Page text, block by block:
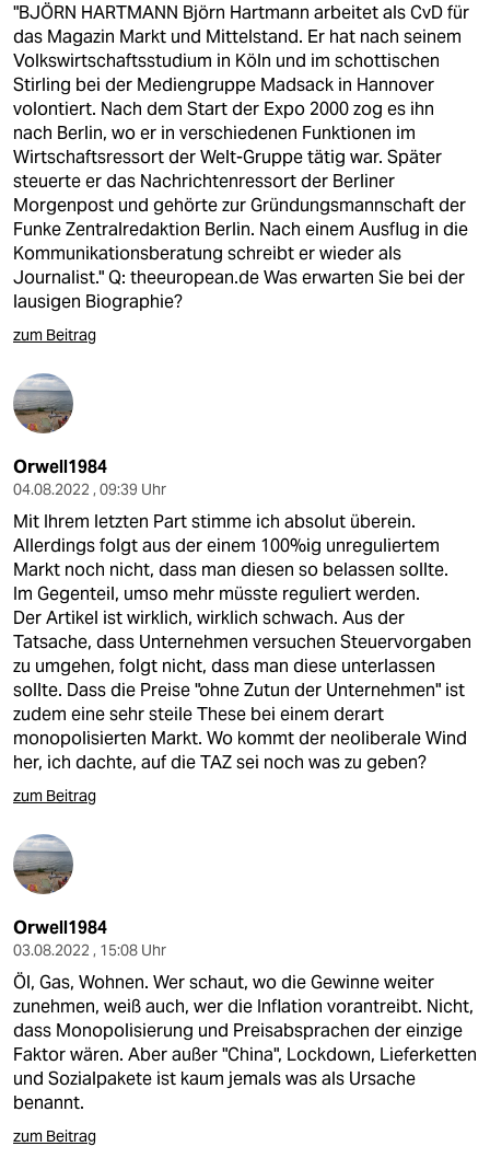
"BJÖRN HARTMANN Björn Hartmann arbeitet als CvD für
das Magazin Markt und Mittelstand. Er hat nach seinem
Volkswirtschaftsstudium in Köln und im schottischen
Stirling bei der Mediengruppe Madsack in Hannover
volontiert. Nach dem Start der Expo 2000 zog es ihn
nach Berlin, wo er in verschiedenen Funktionen im
Wirtschaftsressort der Welt-Gruppe tätig war. Später
steuerte er das Nachrichtenressort der Berliner
Morgenpost und gehörte zur Gründungsmannschaft der
Funke Zentralredaktion Berlin. Nach einem Ausflug in die
Kommunikationsberatung schreibt er wieder als
Journalist." Q: theeuropean.de Was erwarten Sie bei der
lausigen Biographie?
zum Beitrag
Orwell1984
04.08.2022 , 09:39 Uhr
Mit Ihrem letzten Part stimme ich absolut überein.
Allerdings folgt aus der einem 100%ig unreguliertem
Markt noch nicht, dass man diesen so belassen sollte.
Im Gegenteil, umso mehr müsste reguliert werden.
Der Artikel ist wirklich, wirklich schwach. Aus der
Tatsache, dass Unternehmen versuchen Steuervorgaben
zu umgehen, folgt nicht, dass man diese unterlassen
sollte. Dass die Preise "ohne Zutun der Unternehmen" ist
zudem eine sehr steile These bei einem derart
monopolisierten Markt. Wo kommt der neoliberale Wind
her, ich dachte, auf die TAZ sei noch was zu geben?
zum Beitrag
Orwell1984
03.08.2022 , 15:08 Uhr
Öl, Gas, Wohnen. Wer schaut, wo die Gewinne weiter
zunehmen, weiß auch, wer die Inflation vorantreibt. Nicht,
dass Monopolisierung und Preisabsprachen der einzige
Faktor wären. Aber außer "China", Lockdown, Lieferketten
und Sozialpakete ist kaum jemals was als Ursache
benannt.
zum Beitrag